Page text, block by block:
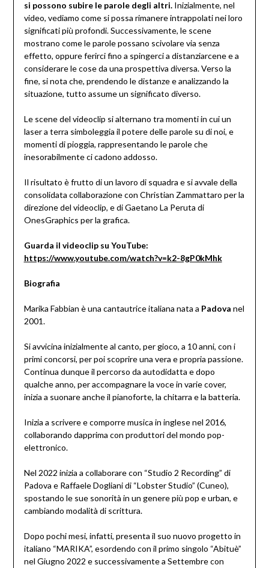
si possono subire le parole degli altri.Inizialmente, nel
video, vediamo come si possa rimanere intrappolati nei loro
significati più profondi. Successivamente, le scene
mostrano come le parole possano scivolare via senza
effetto, oppure ferirci fino a spingerci a distanziarcene e a
considerare le cose da una prospettiva diversa. Verso la
fine, si nota che, prendendo le distanze e analizzando la
situazione, tutto assume un significato diverso.
Le scene del videoclip si alternano tra momenti in cui un
laser a terra simboleggia il potere delle parole su di noi, e
momenti di pioggia, rappresentando le parole che
inesorabilmente ci cadono addosso.
Il risultato è frutto di un lavoro di squadra e si avvale della
consolidata collaborazione con Christian Zammattaro per la
direzione del videoclip, e di Gaetano La Peruta di
OnesGraphics per la grafica.
Guarda il videoclip su YouTube:
https://www.youtube.com/watch?v=k2-8gP0kMhk
Biografia
Marika Fabbian è una cantautrice italiana nata a Padova nel
2001.
Si avvicina inizialmente al canto, per gioco, a 10 anni, con i
primi concorsi, per poi scoprire una vera e propria passione.
Continua dunque il percorso da autodidatta e dopo
qualche anno, per accompagnare la voce in varie cover,
inizia a suonare anche il pianoforte, la chitarra e la batteria.
Inizia a scrivere e comporre musica in inglese nel 2016,
collaborando dapprima con produttori del mondo pop-
elettronico.
Nel 2022 inizia a collaborare con “Studio 2 Recording” di
Padova e Raffaele Dogliani di “Lobster Studio” (Cuneo),
spostando le sue sonorità in un genere più pop e urban, e
cambiando modalità di scrittura.
Dopo pochi mesi, infatti, presenta il suo nuovo progetto in
italiano “MARIKA”, esordendo con il primo singolo “Abituè”
nel Giugno 2022 e successivamente a Settembre con